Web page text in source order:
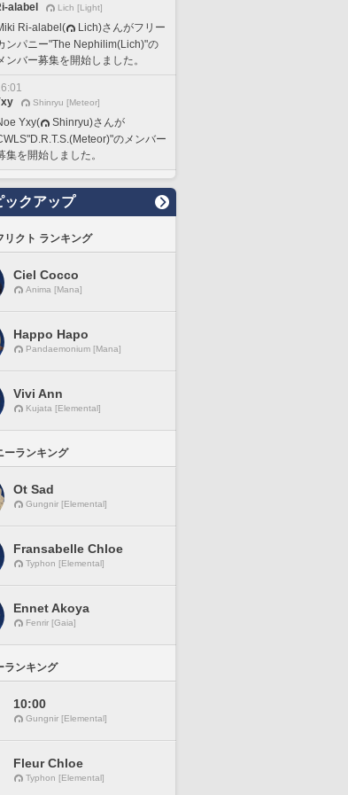
alabel
Lich [Light]
Ri-alabel(
Lich)さんがフリー
ンパニー"The Nephilim(Lich)"の
ンバー募集を開始しました。
Shinryu [Meteor]
Yxy(
Shinryu)さんが
のメンバー
集を開始しました。
ックアップ
リクト ランキング
Ciel Cocco
Anima [Mana]
Happo Hapo
Pandaemonium [Mana]
Vivi Ann
Kujata [Elemental]
ーランキング
Ot Sad
Gungnir [Elemental]
Fransabelle Chloe
Typhon [Elemental]
Ennet Akoya
Fenrir [Gaia]
ランキング
10:00
Gungnir [Elemental]
Fleur Chloe
Typhon [Elemental]